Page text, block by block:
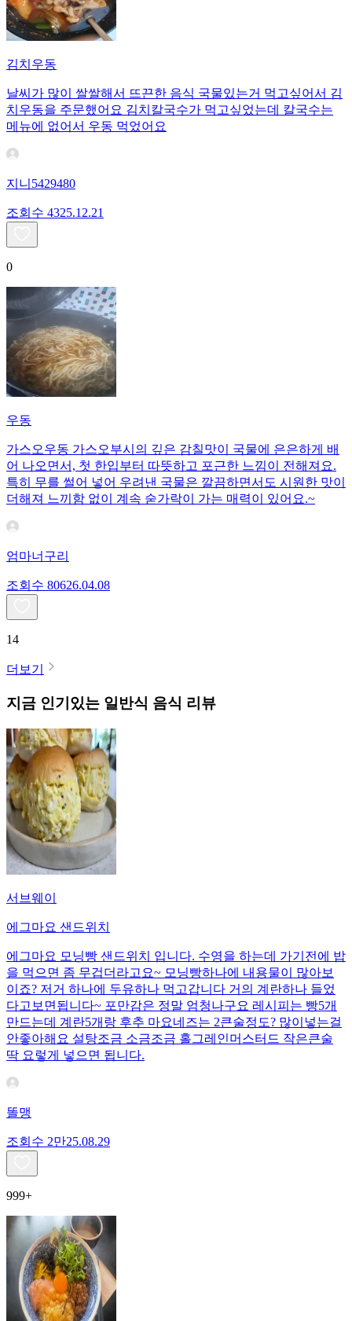
김치우동
날씨가 많이 쌀쌀해서 뜨끈한 음식 국물있는거 먹고싶어서 김
치우동을 주문했어요 김치칼국수가 먹고싶었는데 칼국수는
메뉴에 없어서 우동 먹었어요
지니5429480
조회수 4325.12.21
0
우동
가스오우동 가스오부시의 깊은 감칠맛이 국물에 은은하게 배
어 나오면서, 첫 한입부터 따뜻하고 포근한 느낌이 전해져요.
특히 무를 썰어 넣어 우려낸 국물은 깔끔하면서도 시원한 맛이
더해져 느끼함 없이 계속 숟가락이 가는 매력이 있어요.~
엄마너구리
조회수 80626.04.08
14
더보기
지금 인기있는 일반식 음식 리뷰
서브웨이
에그마요 샌드위치
에그마요 모닝빵 샌드위치 입니다. 수영을 하는데 가기전에 밥
을 먹으면 좀 무겁더라고요~ 모닝빵하나에 내용물이 많아보
이죠? 저거 하나에 두유하나 먹고갑니다 거의 계란하나 들었
다고보면됩니다~ 포만감은 정말 엄청나구요 레시피는 빵5개
만드는데 계란5개랑 후추 마요네즈는 2큰술정도? 많이넣는걸
안좋아해요 설탕조금 소금조금 홀그레인머스터드 작은큰술
딱 요렇게 넣으면 됩니다.
똘맹
조회수 2만25.08.29
999+